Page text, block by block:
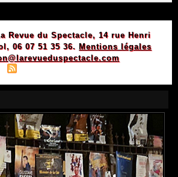
Revue du Spectacle, 14 rue Henri
06 07 51 35 36. Mentions légales